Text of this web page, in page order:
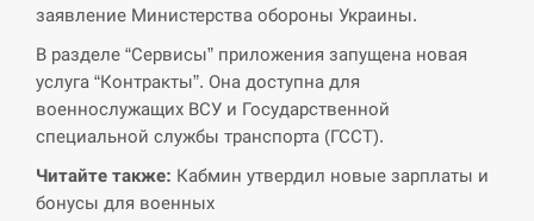
14:23
Поставки ракет для ПВО сократились втрое,
хотя у партнеров они…
СЕРПЕНЬ
заявление Министерства обороны Украины.
В разделе “Сервисы” приложения запущена новая
услуга “Контракты”. Она доступна для
военнослужащих ВСУ и Государственной
специальной службы транспорта (ГССТ).
Читайте также: Кабмин утвердил новые зарплаты и
бонусы для военных